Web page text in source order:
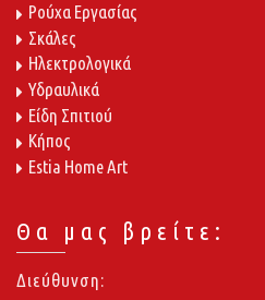
Ρούχα Εργασίας
Σκάλες
Ηλεκτρολογικά
Υδραυλικά
Είδη Σπιτιού
Κήπος
Estia Home Art
Θα μας βρείτε:
Διεύθυνση: